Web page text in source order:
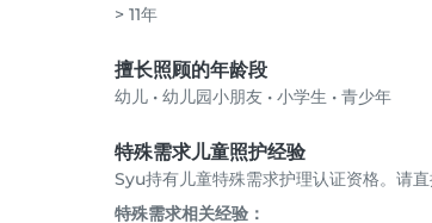
> 11年
擅长照顾的年龄段
幼儿 • 幼儿园小朋友 • 小学生 • 青少年
特殊需求儿童照护经验
Syu持有儿童特殊需求护理认证资格。请
特殊需求相关经验：